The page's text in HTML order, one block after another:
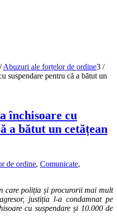
/ Abuzuri ale forțelor de ordine3 /
suspendare pentru că a bătut un
închisoare cu
a bătut un cetățean
de ordine, Comunicate,
care poliția și procurorii mai mult
justiția l-a condamnat pe
cu suspendare și 10.000 de